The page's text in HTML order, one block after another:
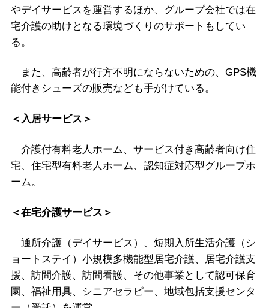
やデイサービスを運営するほか、グループ会社では在
宅介護の助けとなる環境づくりのサポートもしてい
る。
また、高齢者が行方不明にならないための、GPS機
能付きシューズの販売なども手がけている。
＜入居サービス＞
介護付有料老人ホーム、サービス付き高齢者向け住
宅、住宅型有料老人ホーム、認知症対応型グループホ
ーム。
＜在宅介護サービス＞
通所介護（デイサービス）、短期入所生活介護（シ
ョートステイ）小規模多機能型居宅介護、居宅介護支
援、訪問介護、訪問看護、その他事業として認可保育
園、福祉用具、シニアセラピー、地域包括支援センタ